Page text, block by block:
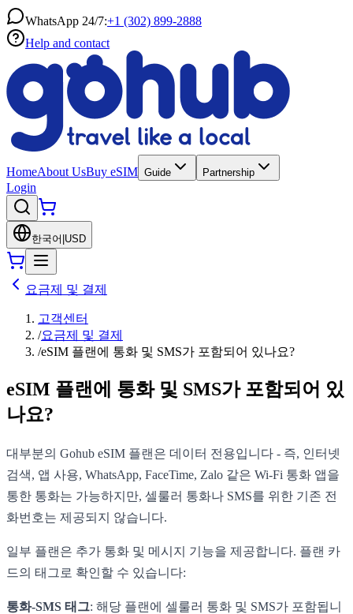
WhatsApp 24/7:+1 (302) 899-2888
Help and contact
HomeAbout UsBuy eSIM Guide Partnership
Login
한국어 USD
요금제 및 결제
고객센터
/요금제 및 결제
/eSIM 플랜에 통화 및 SMS가 포함되어 있나요?
eSIM 플랜에 통화 및 SMS가 포함되어 있
나요?
대부분의 Gohub eSIM 플랜은 데이터 전용입니다 - 즉, 인터넷
검색, 앱 사용, WhatsApp, FaceTime, Zalo 같은 Wi-Fi 통화 앱을
통한 통화는 가능하지만, 셀룰러 통화나 SMS를 위한 기존 전
화번호는 제공되지 않습니다.
일부 플랜은 추가 통화 및 메시지 기능을 제공합니다. 플랜 카
드의 태그로 확인할 수 있습니다:
통화-SMS 태그: 해당 플랜에 셀룰러 통화 및 SMS가 포함됩니